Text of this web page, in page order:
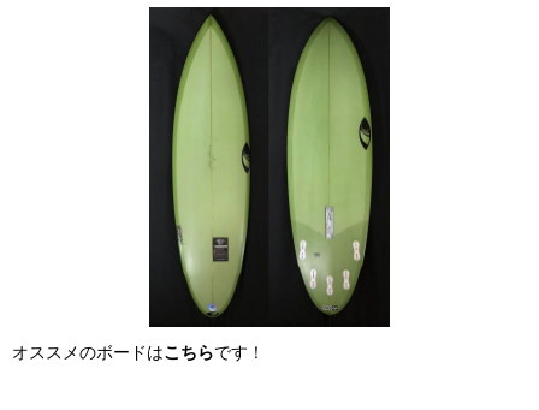
オススメのボードはこちらです！